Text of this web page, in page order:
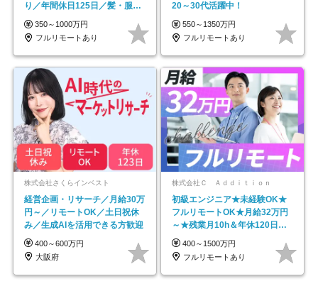
り／年間休日125日／髪・服・
ネイル自由／副業OK
350～1000万円
フルリモートあり
20～30代活躍中！
550～1350万円
フルリモートあり
株式会社さくらインベスト
経営企画・リサーチ／月給30万
円～／リモートOK／土日祝休
み／生成AIを活用できる方歓迎
400～600万円
大阪府
株式会社Ｃ Ａｄｄｉｔｉｏｎ
初級エンジニア★未経験OK★
フルリモートOK★月給32万円
～★残業月10h＆年休120日以
上★副業可
400～1500万円
フルリモートあり